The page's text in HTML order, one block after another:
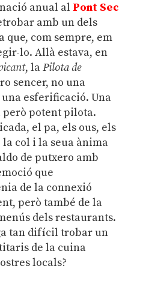
anual al Pont Sec
amb un dels
que, com sempre, em
lo. Allà estava, en
, laPilota de
sencer, no una
esferificació. Una
potent pilota.
el pa, els ous, els
col i la seua ànima
de putxero amb
que
de la connexió
però també de la
dels restaurants.
tan difícil trobar un
de la cuina
locals?